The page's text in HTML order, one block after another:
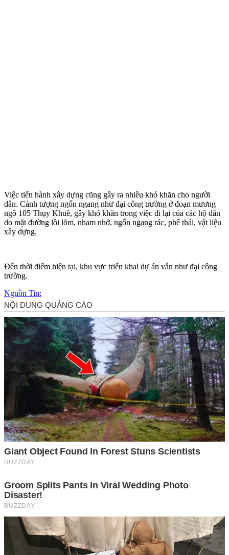
Việc tiến hành xây dựng cũng gây ra nhiều khó khăn cho người
dân. Cảnh tượng ngổn ngang như đại công trường ở đoạn mương
ngõ 105 Thụy Khuê, gây khó khăn trong việc đi lại của các hộ dân
do mặt đường lồi lõm, nham nhở, ngổn ngang rác, phế thải, vật liệu
xây dựng.
Đến thời điểm hiện tại, khu vực triển khai dự án vẫn như đại công
trường.
Nguồn Tin: